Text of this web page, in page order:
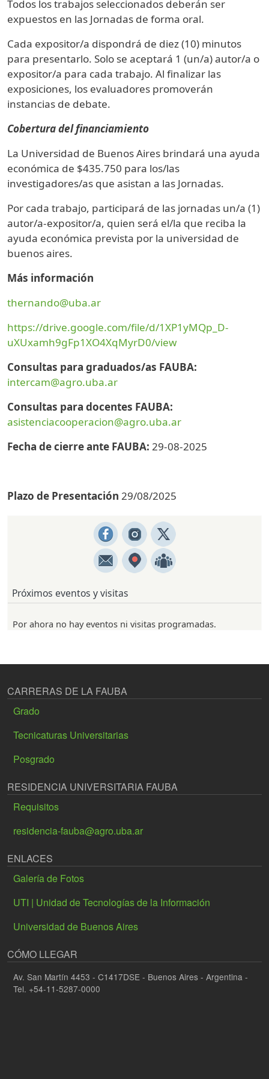
Todos los trabajos seleccionados deberán ser
expuestos en las Jornadas de forma oral.
Cada expositor/a dispondrá de diez (10) minutos
para presentarlo. Solo se aceptará 1 (un/a) autor/a o
expositor/a para cada trabajo. Al finalizar las
exposiciones, los evaluadores promoverán
instancias de debate.
Cobertura del financiamiento
La Universidad de Buenos Aires brindará una ayuda
económica de $435.750 para los/las
investigadores/as que asistan a las Jornadas.
Por cada trabajo, participará de las jornadas un/a (1)
autor/a-expositor/a, quien será el/la que reciba la
ayuda económica prevista por la universidad de
buenos aires.
Más información
thernando@uba.ar
https://drive.google.com/file/d/1XP1yMQp_D-
uXUxamh9gFp1XO4XqMyrD0/view
Consultas para graduados/as FAUBA:
intercam@agro.uba.ar
Consultas para docentes FAUBA:
asistenciacooperacion@agro.uba.ar
Fecha de cierre ante FAUBA: 29-08-2025
Plazo de Presentación 29/08/2025
Próximos eventos y visitas
Por ahora no hay eventos ni visitas programadas.
CARRERAS DE LA FAUBA
Grado
Tecnicaturas Universitarias
Posgrado
RESIDENCIA UNIVERSITARIA FAUBA
Requisitos
residencia-fauba@agro.uba.ar
ENLACES
Galería de Fotos
UTI | Unidad de Tecnologías de la Información
Universidad de Buenos Aires
CÓMO LLEGAR
Av. San Martín 4453 - C1417DSE - Buenos Aires - Argentina -
Tel. +54-11-5287-0000